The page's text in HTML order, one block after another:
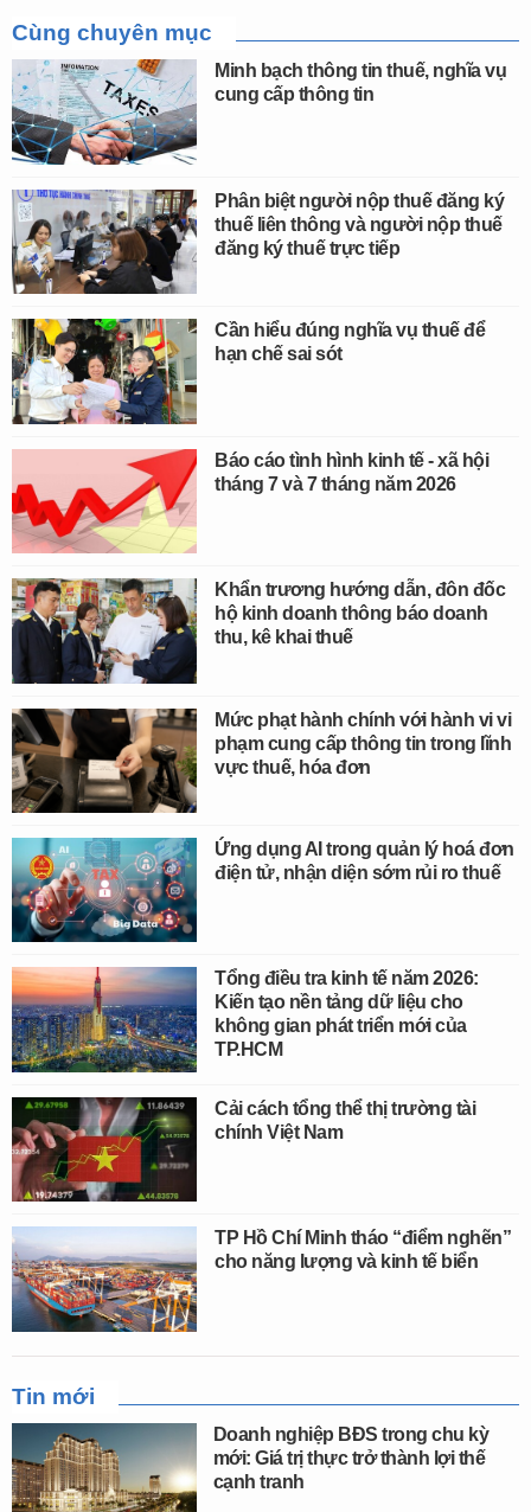
Cùng chuyên mục
Minh bạch thông tin thuế, nghĩa vụ
cung cấp thông tin
Phân biệt người nộp thuế đăng ký
thuế liên thông và người nộp thuế
đăng ký thuế trực tiếp
Cần hiểu đúng nghĩa vụ thuế để
hạn chế sai sót
Báo cáo tình hình kinh tế - xã hội
tháng 7 và 7 tháng năm 2026
Khẩn trương hướng dẫn, đôn đốc
hộ kinh doanh thông báo doanh
thu, kê khai thuế
Mức phạt hành chính với hành vi vi
phạm cung cấp thông tin trong lĩnh
vực thuế, hóa đơn
Ứng dụng AI trong quản lý hoá đơn
điện tử, nhận diện sớm rủi ro thuế
Tổng điều tra kinh tế năm 2026:
Kiến tạo nền tảng dữ liệu cho
không gian phát triển mới của
TP.HCM
Cải cách tổng thể thị trường tài
chính Việt Nam
TP Hồ Chí Minh tháo “điểm nghẽn”
cho năng lượng và kinh tế biển
Tin mới
Doanh nghiệp BĐS trong chu kỳ
mới: Giá trị thực trở thành lợi thế
cạnh tranh